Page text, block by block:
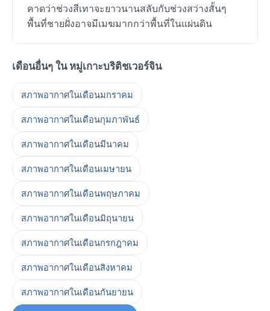
คาดว่าช่วงสีเทาจะยาวนานสลับกับช่วงสว่างสั้นๆ
พื้นที่ชายฝั่งอาจมีเมฆมากกว่าพื้นที่ในแผ่นดิน
เดือนอื่นๆ ใน หมู่เกาะบริติชเวอร์จิน
สภาพอากาศในเดือนมกราคม
สภาพอากาศในเดือนกุมภาพันธ์
สภาพอากาศในเดือนมีนาคม
สภาพอากาศในเดือนเมษายน
สภาพอากาศในเดือนพฤษภาคม
สภาพอากาศในเดือนมิถุนายน
สภาพอากาศในเดือนกรกฎาคม
สภาพอากาศในเดือนสิงหาคม
สภาพอากาศในเดือนกันยายน